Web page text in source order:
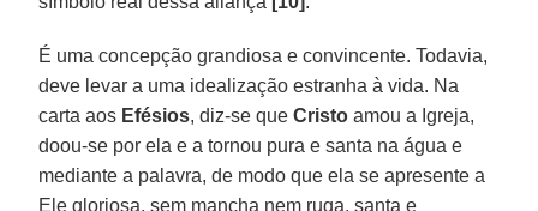
É uma concepção grandiosa e convincente. Todavia,
deve levar a uma idealização estranha à vida. Na
carta aos Efésios, diz-se queCristo amou a Igreja,
doou-se por ela e a tornou pura e santa na água e
mediante a palavra, de modo que ela se apresente a
Ele gloriosa, sem mancha nem ruga, santa e